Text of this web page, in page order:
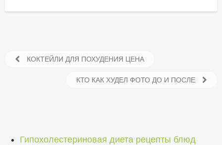
КОКТЕЙЛИ ДЛЯ ПОХУДЕНИЯ ЦЕНА
КТО КАК ХУДЕЛ ФОТО ДО И ПОСЛЕ
Гипохолестериновая диета рецепты блюд